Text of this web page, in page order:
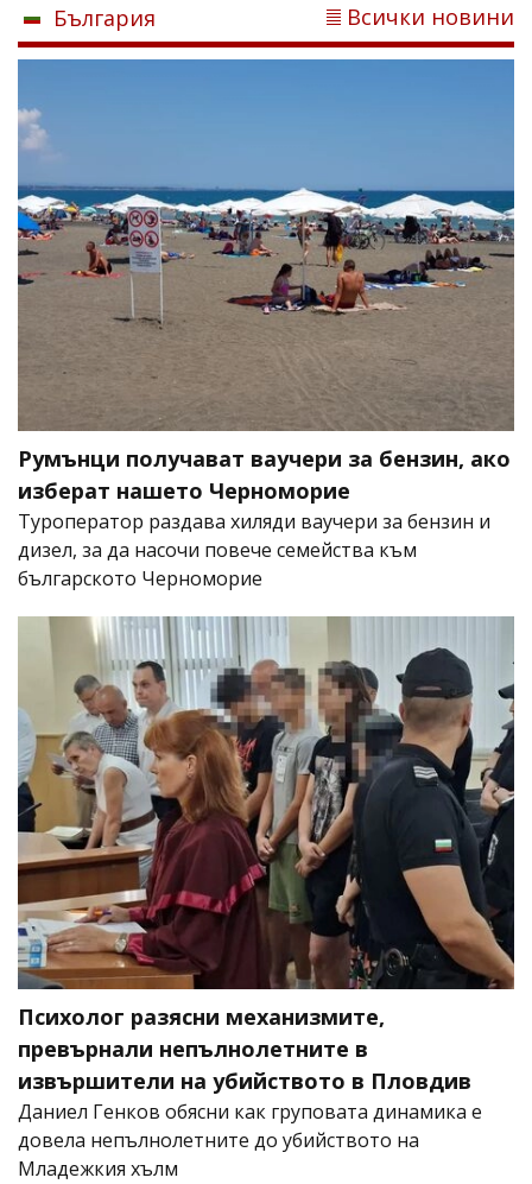
България Всички новини
Румънци получават ваучери за бензин, ако
изберат нашето Черноморие
Туроператор раздава хиляди ваучери за бензин и
дизел, за да насочи повече семейства към
българското Черноморие
Психолог разясни механизмите,
превърнали непълнолетните в
извършители на убийството в Пловдив
Даниел Генков обясни как груповата динамика е
довела непълнолетните до убийството на
Младежкия хълм